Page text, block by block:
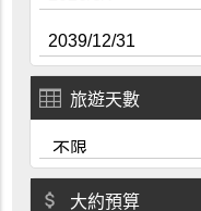
旅遊天數
attach_money 大約預算